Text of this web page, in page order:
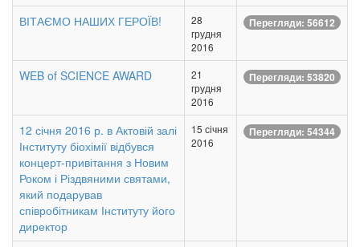
ВІТАЄМО НАШИХ ГЕРОЇВ!
28
грудня
2016
Перегляди: 56612
WEB of SCIENCE AWARD
21
грудня
2016
Перегляди: 53820
12 січня 2016 р. в Актовій залі
Інституту біохімії відбувся
концерт-привітання з Новим
Роком і Різдвяними святами,
який подарував
співробітникам Інституту його
директор
15 січня
2016
Перегляди: 54344